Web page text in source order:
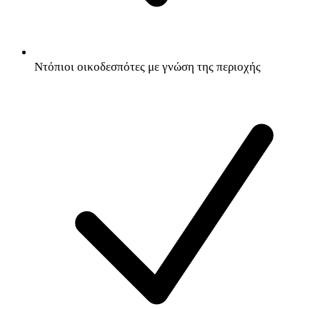
Ντόπιοι οικοδεσπότες με γνώση της περιοχής